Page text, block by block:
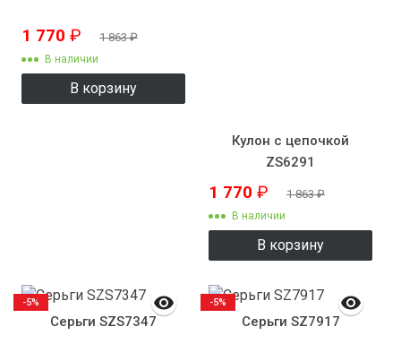
1 770 ₽ 1 863₽
В наличии
В корзину
Кулон с цепочкой
ZS6291
1 770 ₽ 1 863₽
В наличии
В корзину
Серьги SZS7347
-5%
Серьги SZ7917
-5%